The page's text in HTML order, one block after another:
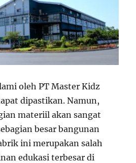
oleh PT Master Kidz
dipastikan. Namun,
materiil akan sangat
besar bangunan
ini merupakan salah
edukasi terbesar di